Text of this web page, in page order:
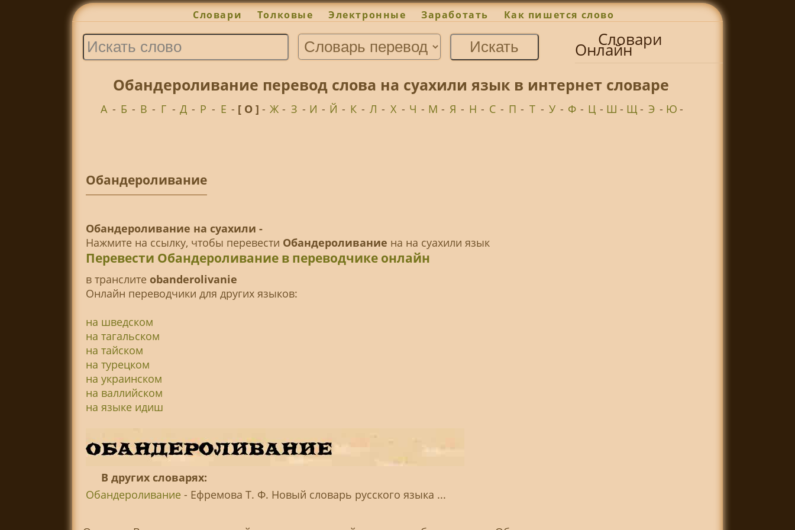
Словари Толковые Электронные Заработать Как пишется слово
Словари
Онлайн
Обандероливание перевод слова на суахили язык в интернет словаре
А - Б - В - Г - Д - Р - Е - [ О ]- Ж - З - И - Й - К - Л - Х - Ч - М - Я - Н - С - П - Т - У - Ф - Ц - Ш - Щ- Э - Ю-
Обандероливание
Обандероливание на суахили -
Нажмите на ссылку, чтобы перевести Обандероливание на на суахили язык
Перевести Обандероливание в переводчике онлайн
в транслитe obanderolivanie
Онлайн переводчики для других языков:
на шведском
на тагальском
на тайском
на турецком
на украинском
на валлийском
на языке идиш
В других словарях:
Обандероливание - Ефремова Т. Ф. Новый словарь русского языка ...